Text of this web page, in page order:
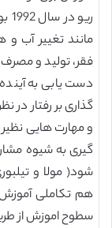
مانند تغییر آب
فقر، تولید و
دست یابی به
و مهارت هایی
گیری به شیوه
هم تکاملی
سطوح اموزش از